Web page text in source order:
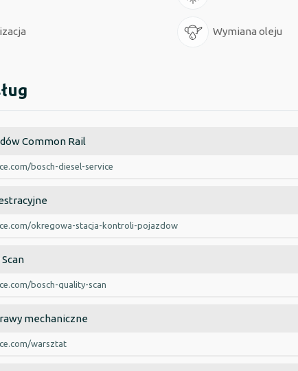
Wymiana oleju
Common Rail
bosch-diesel-service
okregowa-stacja-kontroli-pojazdow
bosch-quality-scan
mechaniczne
warsztat